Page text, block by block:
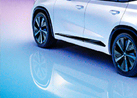
MERCADOS | 06/07/
Caputo
Argentina
tomar